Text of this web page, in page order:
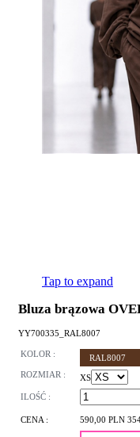
Tap to expand
Bluza brązowa
YY700335_RAL8007
KOLOR : RAL8007
ROZMIAR : XS
ILOŚĆ :
CENA : 590,00 PLN